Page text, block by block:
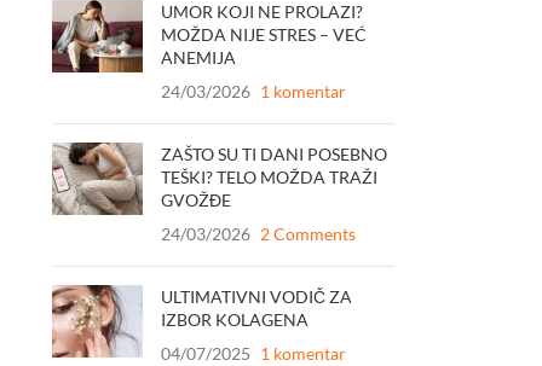
UMOR KOJI NE PROLAZI?
MOŽDA NIJE STRES – VEĆ
ANEMIJA
24/03/2026 1 komentar
ZAŠTO SU TI DANI POSEBNO
TEŠKI? TELO MOŽDA TRAŽI
GVOŽĐE
24/03/2026 2 Comments
ULTIMATIVNI VODIČ ZA
IZBOR KOLAGENA
04/07/2025 1 komentar